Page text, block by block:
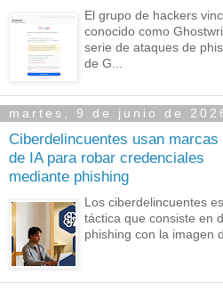
El grupo de hackers
conocido como
serie de ataques de
de G...
martes, 9 de junio de
Ciberdelincuentes usan marcas
de IA para robar credenciales
mediante phishing
Los ciberdelincuentes
táctica que consiste en
phishing con la imagen